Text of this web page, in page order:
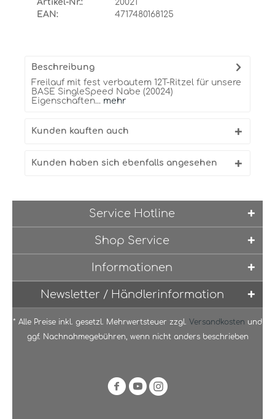
Artikel-Nr.:
20021
EAN:
4717480168125
Beschreibung
Freilauf mit fest verbautem 12T-Ritzel für unsere
BASE SingleSpeed Nabe (20024)
Eigenschaften... mehr
Kunden kauften auch
Kunden haben sich ebenfalls angesehen
Service Hotline
Shop Service
Informationen
Newsletter / Händlerinformation
* Alle Preise inkl. gesetzl. Mehrwertsteuer zzgl. Versandkosten und
ggf. Nachnahmegebühren, wenn nicht anders beschrieben